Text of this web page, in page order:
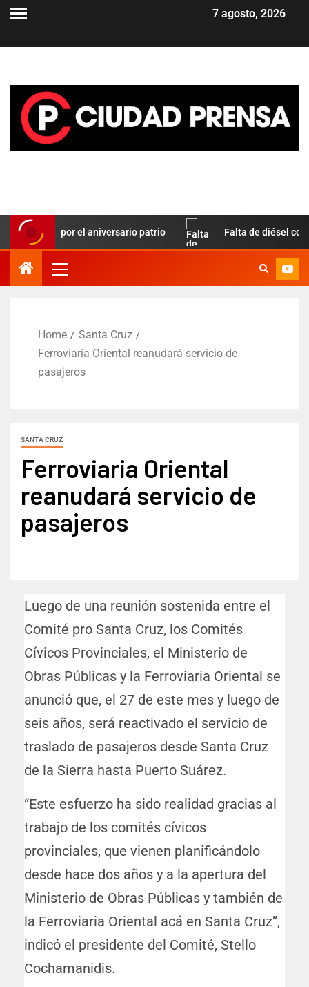
7 agosto, 2026
Paz por el aniversario patrio Falta de diésel complica
Home
Santa Cruz
Ferroviaria Oriental reanudará servicio de
pasajeros
SANTA CRUZ
Ferroviaria Oriental
reanudará servicio de
pasajeros
Luego de una reunión sostenida entre el
Comité pro Santa Cruz, los Comités
Cívicos Provinciales, el Ministerio de
Obras Públicas y la Ferroviaria Oriental se
anunció que, el 27 de este mes y luego de
seis años, será reactivado el servicio de
traslado de pasajeros desde Santa Cruz
de la Sierra hasta Puerto Suárez.
“Este esfuerzo ha sido realidad gracias al
trabajo de los comités cívicos
provinciales, que vienen planificándolo
desde hace dos años y a la apertura del
Ministerio de Obras Públicas y también de
la Ferroviaria Oriental acá en Santa Cruz”,
indicó el presidente del Comité, Stello
Cochamanidis.